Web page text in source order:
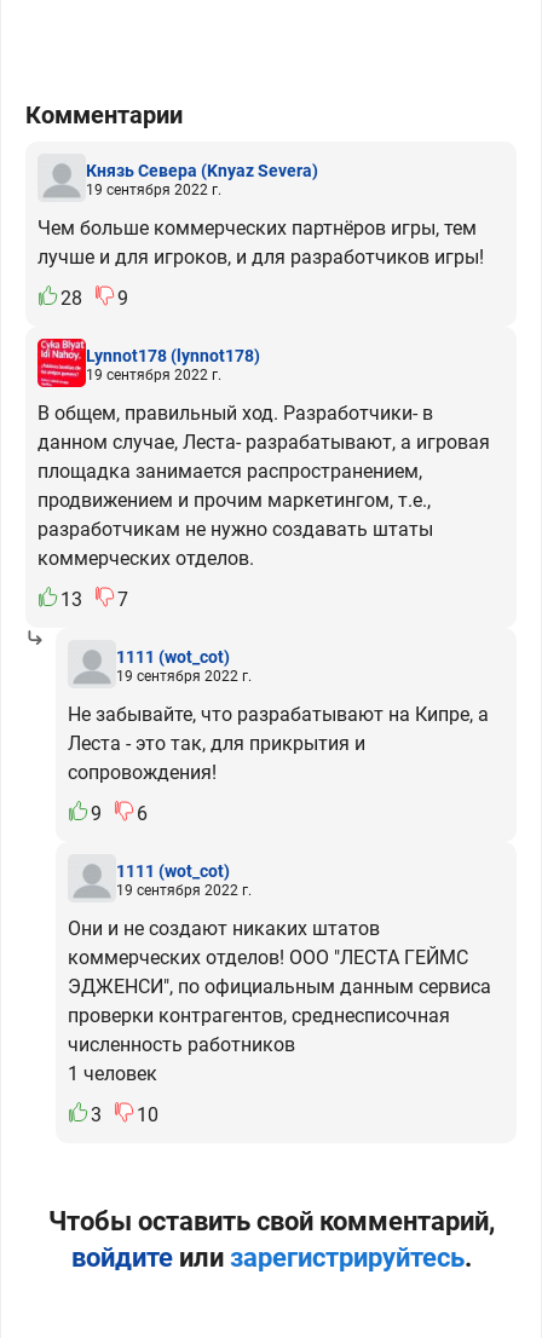
Комментарии
Князь Севера (Knyaz Severa)
19 сентября 2022 г.
Чем больше коммерческих партнёров игры, тем
лучше и для игроков, и для разработчиков игры!
28
9
Lynnot178(lynnot178)
19 сентября 2022 г.
В общем, правильный ход. Разработчики- в
данном случае, Леста- разрабатывают, а игровая
площадка занимается распространением,
продвижением и прочим маркетингом, т.е.,
разработчикам не нужно создавать штаты
коммерческих отделов.
13
7
1111 (wot_cot)
19 сентября 2022 г.
Не забывайте, что разрабатывают на Кипре, а
Леста - это так, для прикрытия и
сопровождения!
9
6
1111 (wot_cot)
19 сентября 2022 г.
Они и не создают никаких штатов
коммерческих отделов! ООО "ЛЕСТА ГЕЙМС
ЭДЖЕНСИ", по официальным данным сервиса
проверки контрагентов, среднесписочная
численность работников
1 человек
3
10
Чтобы оставить свой комментарий,
войдитеили зарегистрируйтесь.